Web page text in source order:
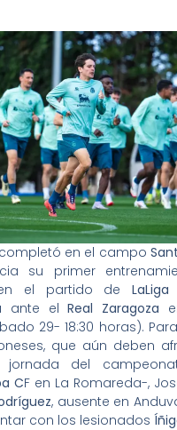
completó en el campo
su primer
el partido de
ante elReal Zaragoza
29- 18:30 horas).
que aún deben
jornada del
CF en La Romareda-,
, ausente en
con los lesionados